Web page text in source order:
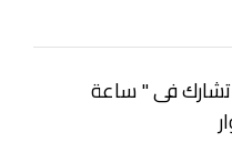
فى " ساعة